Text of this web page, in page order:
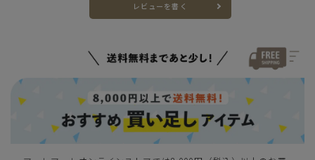
3L(25.0cm) カートに入れる
レビューを書く